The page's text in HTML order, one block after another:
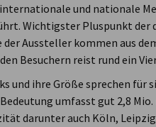
und nationale
Wichtigster Pluspunkt der
Aussteller kommen aus
Besuchern reist rund ein
und ihre Größe sprechen für
umfasst gut 2,8 Mio.
darunter auch Köln,